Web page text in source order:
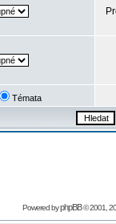
Témata
Powered byphpBB© 2001,